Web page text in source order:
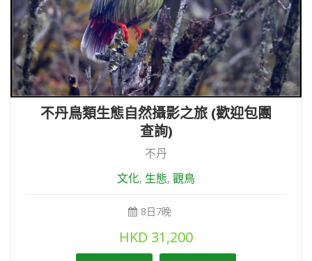
不丹鳥類生態自然攝影之旅 (歡迎包團
查詢)
不丹
文化, 生態, 觀鳥
8日7晚
HKD 31,200